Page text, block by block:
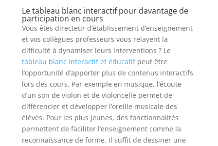
Le tableau blanc interactif pour davantage de
participation en cours
Vous êtes directeur d’établissement d’enseignement
et vos collègues professeurs vous relayent la
difficulté à dynamiser leurs interventions ? Le
tableau blanc interactif et éducatifpeut être
l’opportunité d’apporter plus de contenus interactifs
lors des cours. Par exemple en musique, l’écoute
d’un son de violon et de violoncelle permet de
différencier et développer l’oreille musicale des
élèves. Pour les plus jeunes, des fonctionnalités
permettent de faciliter l’enseignement comme la
reconnaissance de forme. Il suffit de dessiner une